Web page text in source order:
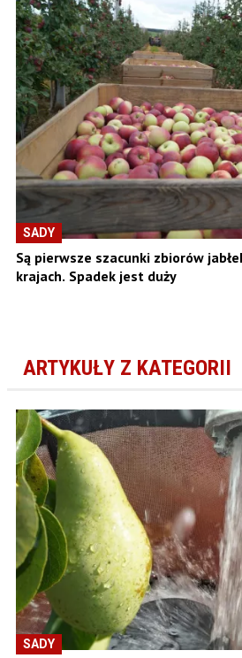
SADY
Są pierwsze szacunki zbiorów
krajach. Spadek jest duży
ARTYKUŁY Z KATEGORII
SADY